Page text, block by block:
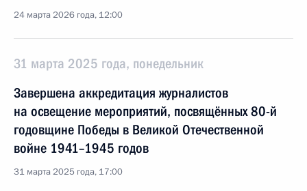
24 марта 2026 года, 12:00
31 марта 2025 года, понедельник
Завершена аккредитация журналистов
на освещение мероприятий, посвящённых 80-й
годовщине Победы в Великой Отечественной
войне 1941–1945 годов
31 марта 2025 года, 17:00